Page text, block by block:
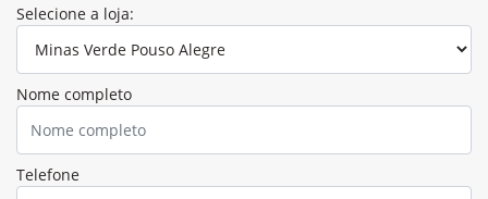
Selecione a loja:
Nome completo
Telefone